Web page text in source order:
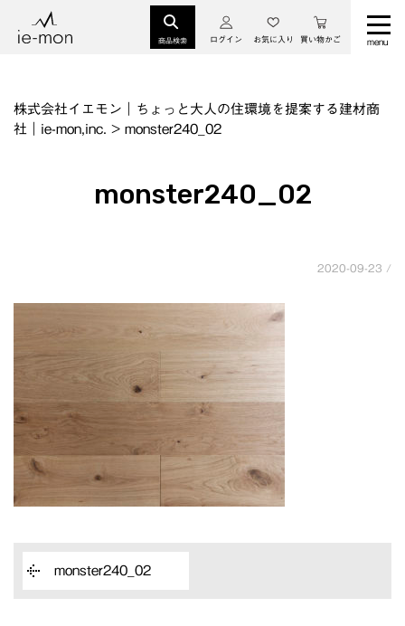
商品検索 ログイン お気に入り 買い物かご
株式会社イエモン｜ちょっと大人の住環境を提案する建材商
社｜ie-mon,inc. > monster240_02
monster240_02
2020-09-23 /
monster240_02